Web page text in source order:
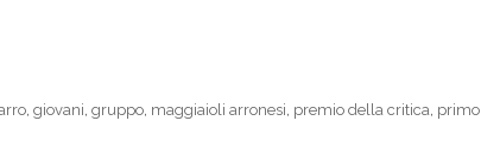
, giovani, gruppo, maggiaioli arronesi, premio della critica, primo